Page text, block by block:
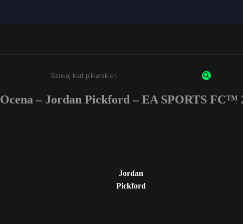
Wpisz co najmniej 3 znaki lub cyfry.
Ocena – Jordan Pickford – EA SPORTS FC™
Jordan
Pickford